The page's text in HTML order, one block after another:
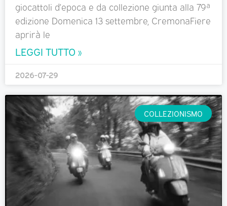
giocattoli d’epoca e da collezione giunta alla 79ª
edizione Domenica 13 settembre, CremonaFiere
aprirà le
LEGGI TUTTO »
2026-07-29
COLLEZIONISMO